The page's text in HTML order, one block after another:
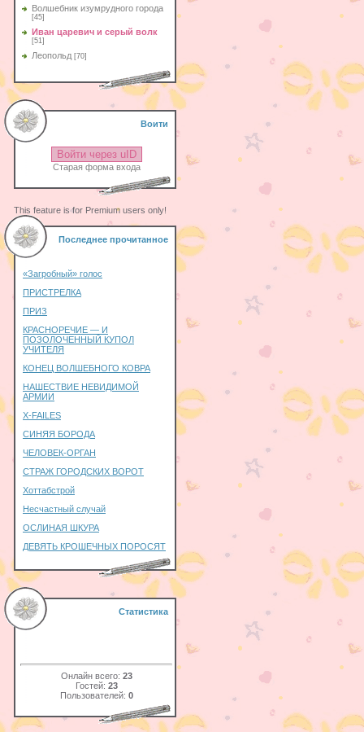
Волшебник изумрудного города
[45]
Иван царевич и серый волк
[51]
Леопольд [70]
Воити
Войти через uID
Старая форма входа
This feature is for Premium users only!
Последнее прочитанное
«Загробный» голос
ПРИСТРЕЛКА
ПРИЗ
КРАСНОРЕЧИЕ — И
ПОЗОЛОЧЕННЫЙ КУПОЛ
УЧИТЕЛЯ
КОНЕЦ ВОЛШЕБНОГО КОВРА
НАШЕСТВИЕ НЕВИДИМОЙ
АРМИИ
X-FAILES
СИНЯЯ БОРОДА
ЧЕЛОВЕК-ОРГАН
СТРАЖ ГОРОДСКИХ ВОРОТ
Хоттабстрой
Несчастный случай
ОСЛИНАЯ ШКУРА
ДЕВЯТЬ КРОШЕЧНЫХ ПОРОСЯТ
Статистика
Онлайн всего: 23
Гостей: 23
Пользователей: 0